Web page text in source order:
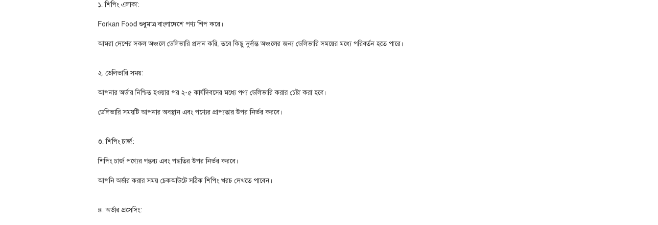
১. শিপিং এলাকা:
Forkan Food শুধুমাত্র বাংলাদেশে পণ্য শিপ করে।
আমরা দেশের সকল অঞ্চলে ডেলিভারি প্রদান করি, তবে কিছু দুর্দান্ত অঞ্চলের জন্য ডেলিভারি সময়ের মধ্যে পরিবর্তন হতে পারে।
২. ডেলিভারি সময়:
আপনার অর্ডার নিশ্চিত হওয়ার পর ২-৫ কার্যদিবসের মধ্যে পণ্য ডেলিভারি করার চেষ্টা করা হবে।
ডেলিভারি সময়টি আপনার অবস্থান এবং পণ্যের প্রাপ্যতার উপর নির্ভর করবে।
৩. শিপিং চার্জ:
শিপিং চার্জ পণ্যের গন্তব্য এবং পদ্ধতির উপর নির্ভর করবে।
আপনি অর্ডার করার সময় চেকআউটে সঠিক শিপিং খরচ দেখতে পাবেন।
৪. অর্ডার প্রসেসিং: